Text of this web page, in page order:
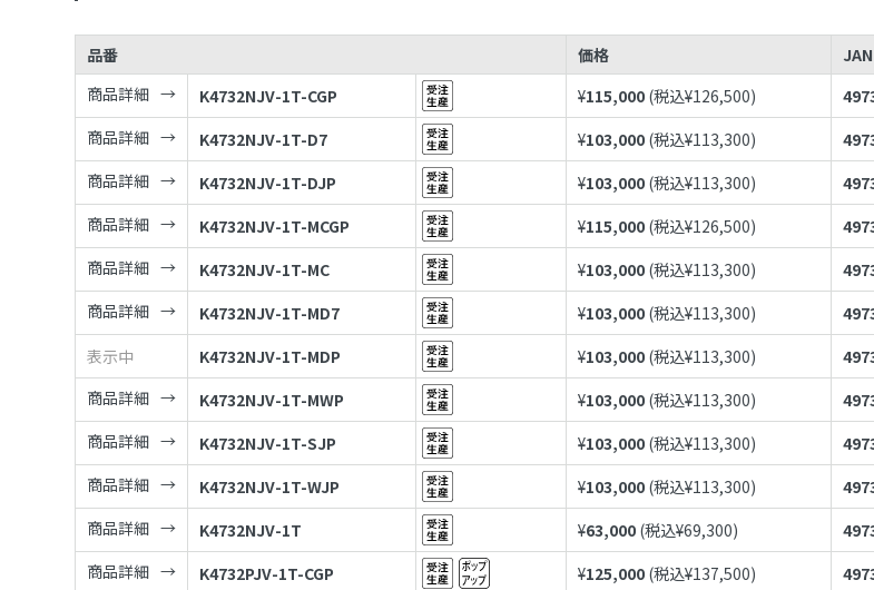
品番 価格
商品詳細
K4732NJV-1T-CGP ¥115,000 (税込¥126,500)
商品詳細
K4732NJV-1T-D7 ¥103,000 (税込¥113,300)
商品詳細
K4732NJV-1T-DJP ¥103,000 (税込¥113,300)
商品詳細
K4732NJV-1T-MCGP ¥115,000 (税込¥126,500)
商品詳細
K4732NJV-1T-MC ¥103,000 (税込¥113,300)
商品詳細
K4732NJV-1T-MD7 ¥103,000 (税込¥113,300)
表示中
K4732NJV-1T-MDP ¥103,000 (税込¥113,300)
商品詳細
K4732NJV-1T-MWP ¥103,000 (税込¥113,300)
商品詳細
K4732NJV-1T-SJP ¥103,000 (税込¥113,300)
商品詳細
K4732NJV-1T-WJP ¥103,000 (税込¥113,300)
商品詳細
K4732NJV-1T ¥63,000 (税込¥69,300)
商品詳細
K4732PJV-1T-CGP ¥125,000 (税込¥137,500)